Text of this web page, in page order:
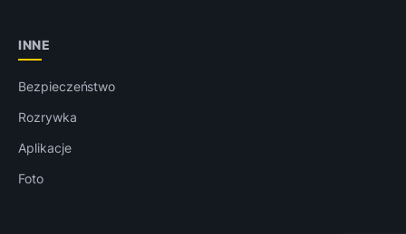
INNE
Bezpieczeństwo
Rozrywka
Aplikacje
Foto